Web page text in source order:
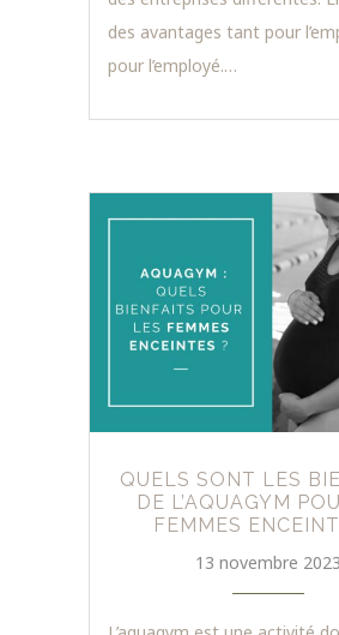
des avantages tant pour
pour l’employé.…
QUELS SONT LES
DE L’AQUAGYM
FEMMES
13 novembre 2023